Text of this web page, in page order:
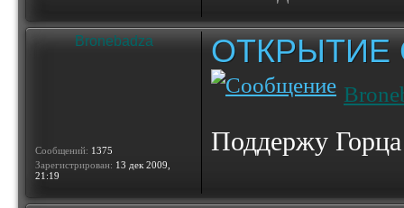
Bronebadza
Сообщений: 1375
Зарегистрирован: 13 дек 2009,
21:19
ОТКРЫТИЕ
Поддержу